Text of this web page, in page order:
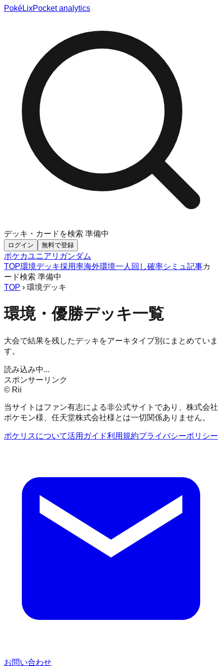
PokéLixPocket analytics
デッキ・カードを検索 準備中
ログイン 無料で登録
ポケカユニアリ ガンダム
TOP環境デッキ採用率海外環境一人回し確率シミュ 記事カ
ード検索 準備中
TOP › 環境デッキ
環境・優勝デッキ一覧
大会で結果を残したデッキをアーキタイプ別にまとめていま
す。
読み込み中...
スポンサーリンク
© Rii
当サイトはファン有志による非公式サイトであり、株式会社
ポケモン様、任天堂株式会社様とは一切関係ありません。
ポケリスについて活用ガイド利用規約プライバシーポリシー
お問い合わせ